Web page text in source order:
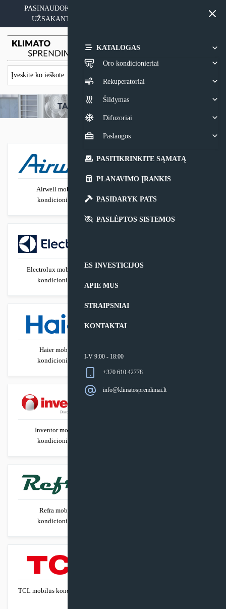
content
PASINAUDOKITE YPATINGAIS KAINOS PASIŪLYMAIS
UŽSAKANT ĮRANGĄ SU MONTAVIMO PASLAUGA
KATALOGAS
Oro kondicionieriai
Rekuperatoriai
Šildymas
Difuzoriai
Paslaugos
PASITIKRINKITE SĄMATĄ
PLANAVIMO ĮRANKIS
PASIDARYK PATS
PASLĖPTOS SISTEMOS
ES INVESTICIJOS
APIE MUS
STRAIPSNIAI
KONTAKTAI
I-V 9:00 - 18:00
+370 610 42778
info@klimatosprendimai.lt
Airwell mobilūs
kondicionieriai
kondicionieriai
Electrolux mobilūs oro
kondicionieriai
Gree mobilūs kondicionieriai
Haier mobilūs
kondicionieriai
Inventor mobilūs
kondicionieriai
Refra mobilūs
kondicionieriai
TCL mobilūs kondicionieriai